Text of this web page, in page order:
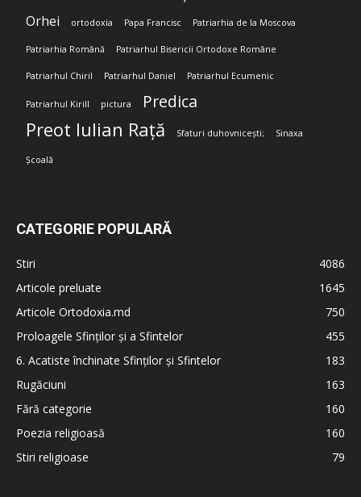
Orhei ortodoxia Papa Francisc Patriarhia de la Moscova
Patriarhia Română Patriarhul Bisericii Ortodoxe Române
Patriarhul Chiril Patriarhul Daniel Patriarhul Ecumenic
Patriarhul Kirill pictura Predica
Preot Iulian Rață Sfaturi duhovnicești; Sinaxa
Școală
CATEGORIE POPULARĂ
Stiri
4086
Articole preluate
1645
Articole Ortodoxia.md
750
Proloagele Sfinților și a Sfintelor
455
6. Acatiste închinate Sfinților și Sfintelor
183
Rugăciuni
163
Fără categorie
160
Poezia religioasă
160
Stiri religioase
79